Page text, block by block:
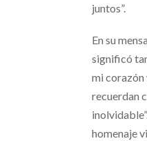
juntos”.
En su
significó
mi corazón
recuerdan
homenaje